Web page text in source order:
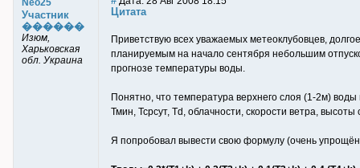
Neo25
Участник
������
Изюм,
Харьковская
обл. Украина
Цитата
Приветствую всех уважаемых метеоклубовцев,
планируемым на начало сентября небольшим
прогнозе температуры воды.
Понятно, что температура верхнего слоя (1-2м)
Тмин, Тсрсут, Тd, облачности, скорости ветра,
Я попробовал вывести свою формулу (очень